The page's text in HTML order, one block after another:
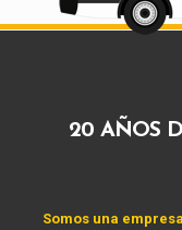
20 AÑOS
Somos una